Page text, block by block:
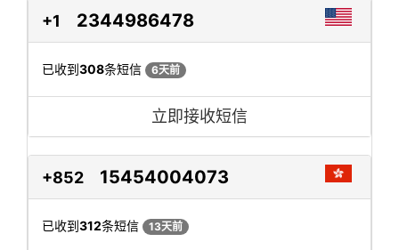
+1 2344986478
已收到308条短信 6天前
立即接收短信
+852 15454004073
已收到312条短信 13天前